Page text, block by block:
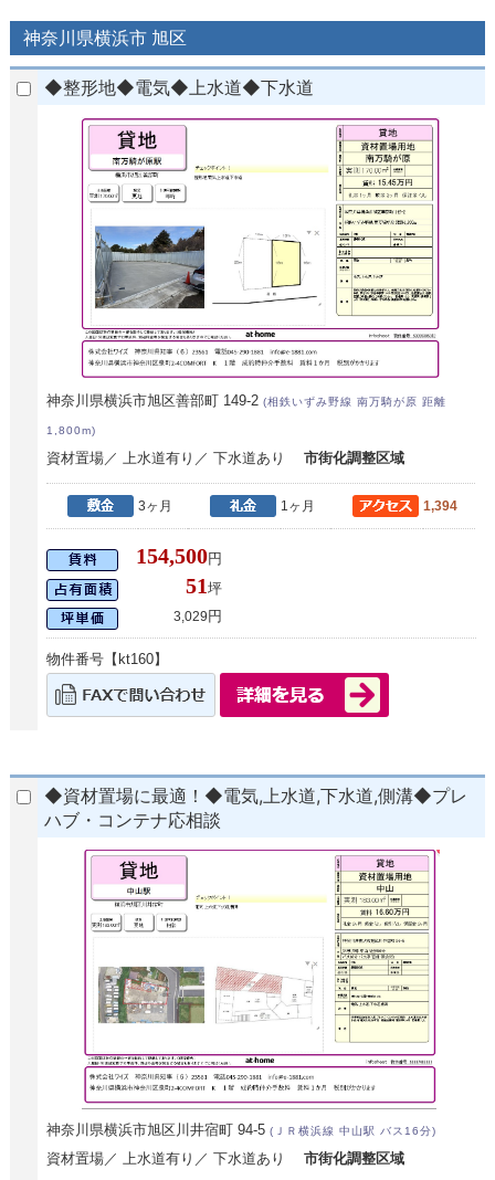
神奈川県横浜市 旭区
◆整形地◆電気◆上水道◆下水道
神奈川県横浜市旭区善部町 149-2(相鉄いずみ野線 南万騎が原 距離
1,800m)
資材置場／ 上水道有り／ 下水道あり市街化調整区域
3ヶ月 1ヶ月 1,394
154,500円
51坪
3,029円
物件番号【kt160】
◆資材置場に最適！◆電気,上水道,下水道,側溝◆プレ
ハブ・コンテナ応相談
神奈川県横浜市旭区川井宿町 94-5(ＪＲ横浜線 中山駅 バス16分)
資材置場／ 上水道有り／ 下水道あり市街化調整区域